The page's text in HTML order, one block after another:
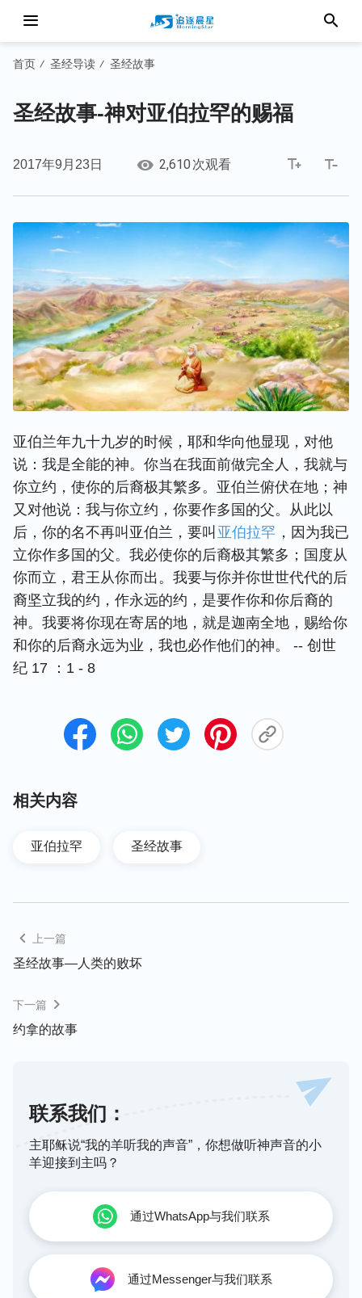
首页 / 圣经导读 / 圣经故事
圣经故事-神对亚伯拉罕的赐福
2017年9月23日 2,610 次观看
亚伯兰年九十九岁的时候，耶和华向他显现，对他
说：我是全能的神。你当在我面前做完全人，我就与
你立约，使你的后裔极其繁多。亚伯兰俯伏在地；神
又对他说：我与你立约，你要作多国的父。从此以
后，你的名不再叫亚伯兰，要叫 亚伯拉罕 ，因为我已
立你作多国的父。我必使你的后裔极其繁多；国度从
你而立，君王从你而出。我要与你并你世世代代的后
裔坚立我的约，作永远的约，是要作你和你后裔的
神。我要将你现在寄居的地，就是迦南全地，赐给你
和你的后裔永远为业，我也必作他们的神。 -- 创世
纪 17 ：1 - 8
相关内容
亚伯拉罕 圣经故事
上一篇
圣经故事—人类的败坏
下一篇
约拿的故事
联系我们：
主耶稣说“我的羊听我的声音”，你想做听神声音的小
羊迎接到主吗？
通过WhatsApp与我们联系
通过Messenger与我们联系